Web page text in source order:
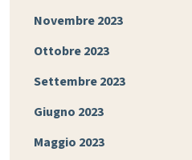
Novembre 2023
Ottobre 2023
Settembre 2023
Giugno 2023
Maggio 2023